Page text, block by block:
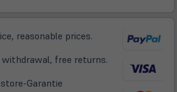
reasonable prices.
free returns.
Garantie